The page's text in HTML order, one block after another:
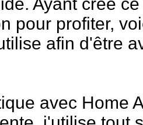
Ayant créé
pour profiter,
afin d'être
avec Home